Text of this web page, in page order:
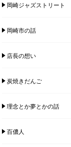
岡崎ジャズストリート
岡崎市の話
店長の想い
炭焼きだんご
理念とか夢とかの話
百儂人